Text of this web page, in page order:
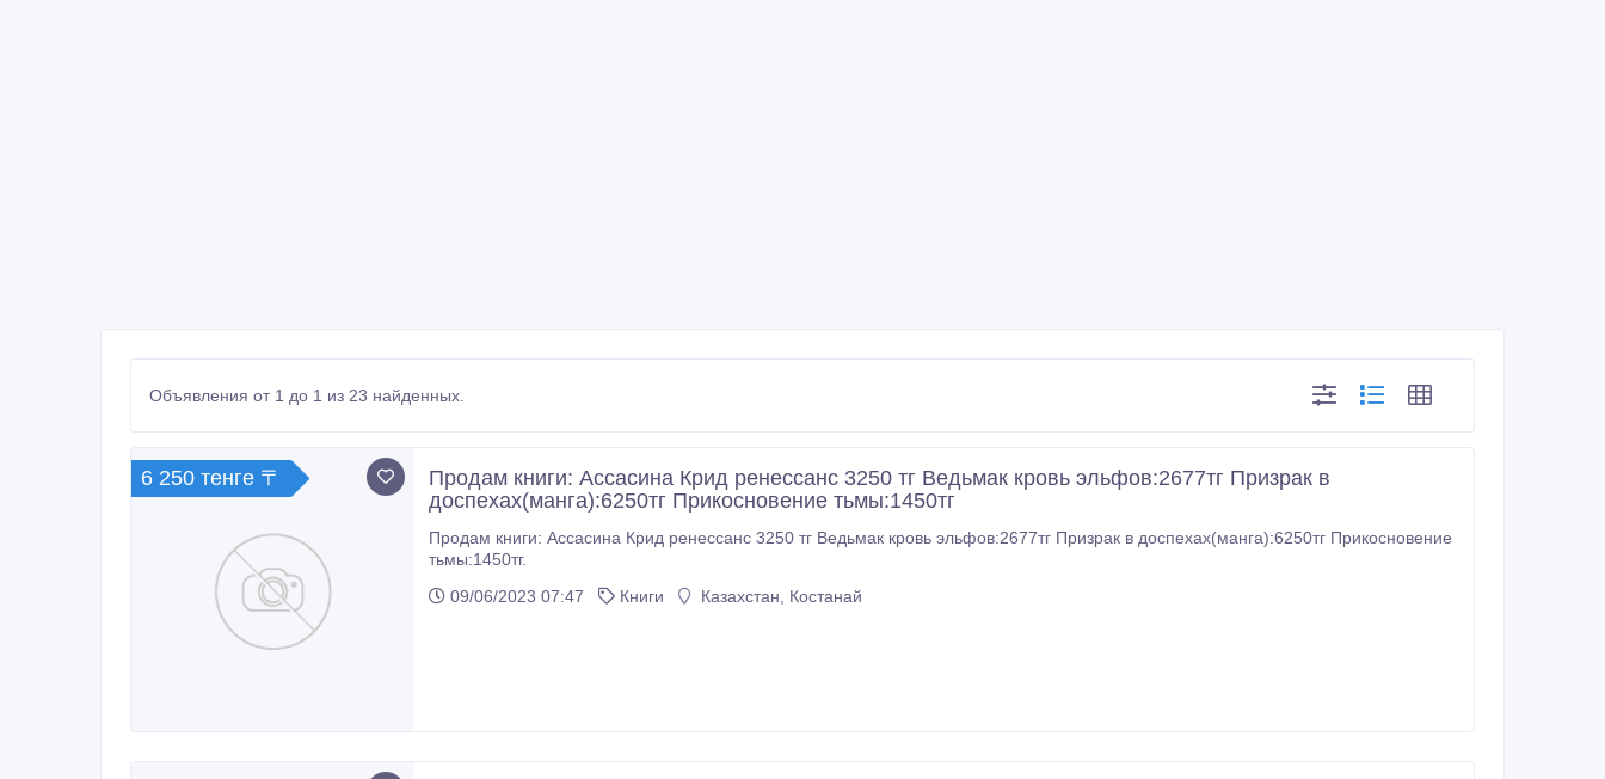
Объявления от 1 до 1 из 23 найденных.
6 250 тенге 〒
Продам книги: Ассасина Крид ренессанс 3250 тг Ведьмак кровь эльфов:2677тг Призрак в
доспехах(манга):6250тг Прикосновение тьмы:1450тг
Продам книги: Ассасина Крид ренессанс 3250 тг Ведьмак кровь эльфов:2677тг Призрак в доспехах(манга):6250тг Прикосновение
тьмы:1450тг.
09/06/2023 07:47
Книги Казахстан, Костанай